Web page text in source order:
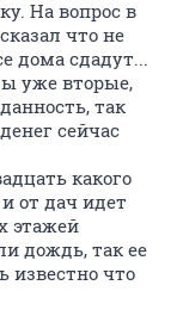
На вопрос в
что не
дома сдадут...
уже вторые,
так
сейчас
какого
от дач идет
этажей
дождь, так ее
известно что